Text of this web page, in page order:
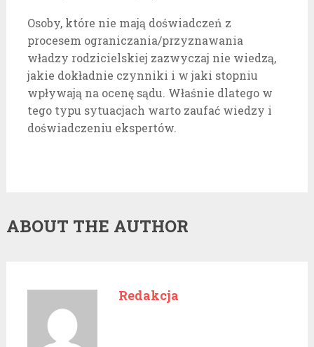
Osoby, które nie mają doświadczeń z
procesem ograniczania/przyznawania
władzy rodzicielskiej zazwyczaj nie wiedzą,
jakie dokładnie czynniki i w jaki stopniu
wpływają na ocenę sądu. Właśnie dlatego w
tego typu sytuacjach warto zaufać wiedzy i
doświadczeniu ekspertów.
ABOUT THE AUTHOR
Redakcja